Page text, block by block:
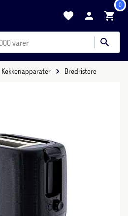
0
varer
Køkkenapparater Brødristere